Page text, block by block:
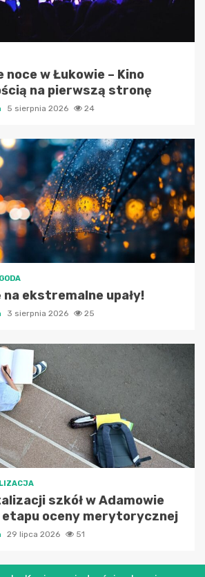
w Łukowie – Kino
na pierwszą stronę
5 sierpnia 2026 24
ekstremalne upały!
3 sierpnia 2026 25
szkół w Adamowie
etapu oceny merytorycznej
29 lipca 2026 51